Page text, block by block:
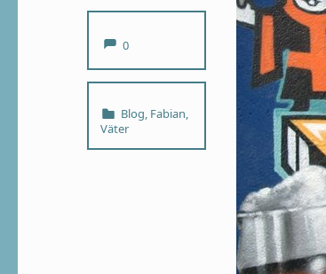
0
Categorized in:
Blog, Fabian,
Väter